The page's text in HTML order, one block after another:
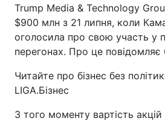
Trump Media & Technology
$900 млн з 21 липня, коли
оголосила про свою участь у
перегонах. Про це повідомляє
Читайте про бізнес без
LIGA.Бізнес
З того моменту вартість акцій